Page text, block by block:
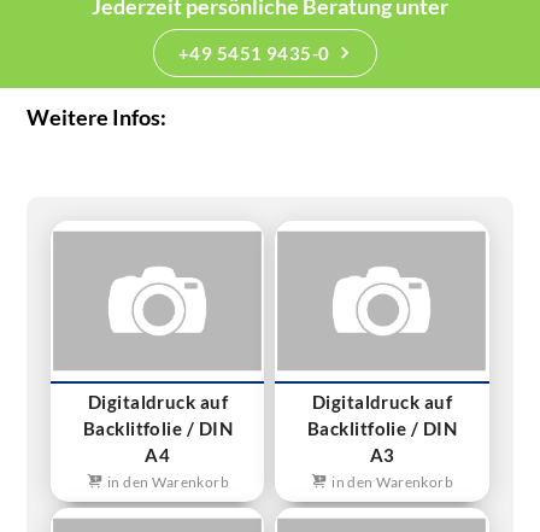
Jederzeit persönliche Beratung unter
+49 5451 9435-0
Weitere Infos:
Digitaldruck auf
Backlitfolie / DIN
A4
in den Warenkorb
Digitaldruck auf
Backlitfolie / DIN
A3
in den Warenkorb